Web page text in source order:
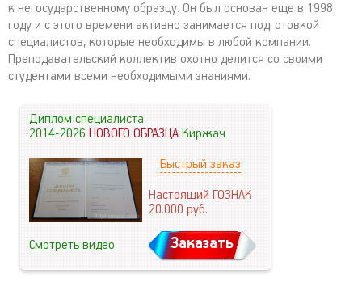
к негосударственному образцу. Он был основан еще в 1998
году и с этого времени активно занимается подготовкой
специалистов, которые необходимы в любой компании.
Преподавательский коллектив охотно делится со своими
студентами всеми необходимыми знаниями.
Диплом специалиста
2014-2026НОВОГО ОБРАЗЦАКиржач
Быстрый заказ
Настоящий ГОЗНАК
20.000руб.
Смотреть видео Заказать